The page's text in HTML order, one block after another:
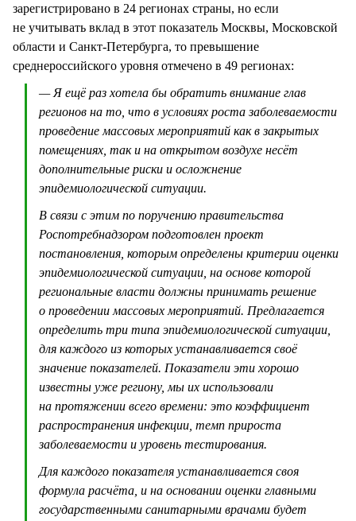
зарегистрировано в 24 регионах страны, но если
не учитывать вклад в этот показатель Москвы, Московской
области и Санкт-Петербурга, то превышение
среднероссийского уровня отмечено в 49 регионах:
— Я ещё раз хотела бы обратить внимание глав
регионов на то, что в условиях роста заболеваемости
проведение массовых мероприятий как в закрытых
помещениях, так и на открытом воздухе несёт
дополнительные риски и осложнение
эпидемиологической ситуации.
В связи с этим по поручению правительства
Роспотребнадзором подготовлен проект
постановления, которым определены критерии оценки
эпидемиологической ситуации, на основе которой
региональные власти должны принимать решение
о проведении массовых мероприятий. Предлагается
определить три типа эпидемиологической ситуации,
для каждого из которых устанавливается своё
значение показателей. Показатели эти хорошо
известны уже региону, мы их использовали
на протяжении всего времени: это коэффициент
распространения инфекции, темп прироста
заболеваемости и уровень тестирования.
Для каждого показателя устанавливается своя
формула расчёта, и на основании оценки главными
государственными санитарными врачами будет